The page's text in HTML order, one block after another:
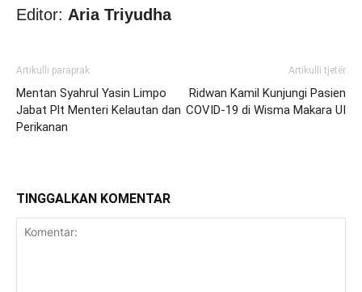
Editor: Aria Triyudha
Artikulli paraprak
Mentan Syahrul Yasin Limpo
Jabat Plt Menteri Kelautan dan
Perikanan
Artikulli tjetër
Ridwan Kamil Kunjungi Pasien
COVID-19 di Wisma Makara UI
TINGGALKAN KOMENTAR